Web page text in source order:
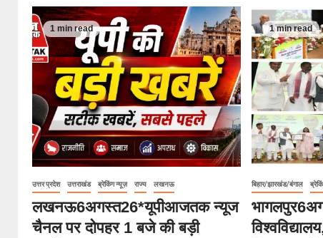
1 min read
उत्तर प्रदेश उत्तराखंड ब्रेकिंग न्यूज़ राज्य लखनऊ
लखनऊ6अगस्त26*यूपीआजतक न्यूज
चैनल पर दोपहर 1 बजे की बड़ी
1 min read
बिहार/झारखंड/बंगाल